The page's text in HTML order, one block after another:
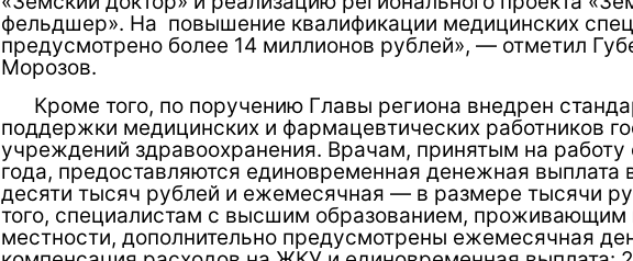
фельдшер». На повышение квалификации медицинских
предусмотрено более 14 миллионов рублей», — отметил
Морозов.
Кроме того, по поручению Главы региона внедрен
поддержки медицинских и фармацевтических работников
учреждений здравоохранения. Врачам, принятым на работу
года, предоставляются единовременная денежная выплата
десяти тысяч рублей и ежемесячная — в размере тысячи
того, специалистам с высшим образованием, проживающим
местности, дополнительно предусмотрены ежемесячная